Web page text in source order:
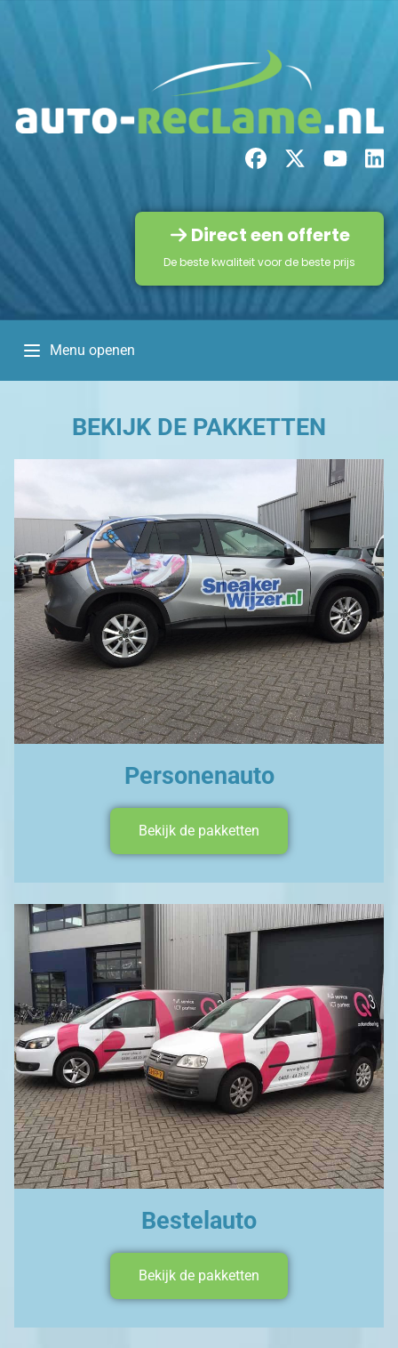
Direct een offerte
De beste kwaliteit voor de beste prijs
Menu openen
BEKIJK DE PAKKETTEN
Personenauto
Bekijk de pakketten
Bestelauto
Bekijk de pakketten